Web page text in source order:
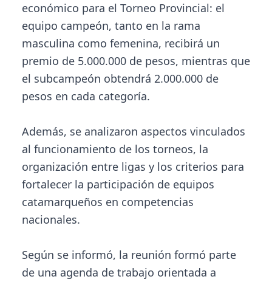
económico para el Torneo Provincial: el
equipo campeón, tanto en la rama
masculina como femenina, recibirá un
premio de 5.000.000 de pesos, mientras que
el subcampeón obtendrá 2.000.000 de
pesos en cada categoría.
Además, se analizaron aspectos vinculados
al funcionamiento de los torneos, la
organización entre ligas y los criterios para
fortalecer la participación de equipos
catamarqueños en competencias
nacionales.
Según se informó, la reunión formó parte
de una agenda de trabajo orientada a